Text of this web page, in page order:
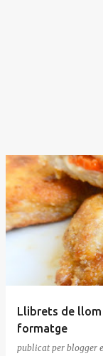
Llibrets de
formatge
publicat per blogger